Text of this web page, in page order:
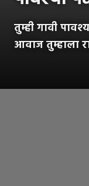
तुम्ही गावी
आवाज तुम्हाला